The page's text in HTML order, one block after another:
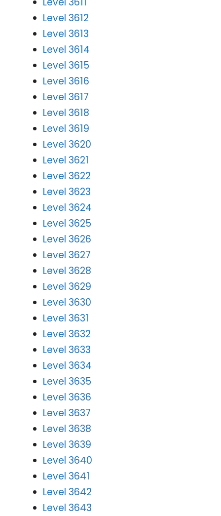
Level 3612
Level 3613
Level 3614
Level 3615
Level 3616
Level 3617
Level 3618
Level 3619
Level 3620
Level 3621
Level 3622
Level 3623
Level 3624
Level 3625
Level 3626
Level 3627
Level 3628
Level 3629
Level 3630
Level 3631
Level 3632
Level 3633
Level 3634
Level 3635
Level 3636
Level 3637
Level 3638
Level 3639
Level 3640
Level 3641
Level 3642
Level 3643